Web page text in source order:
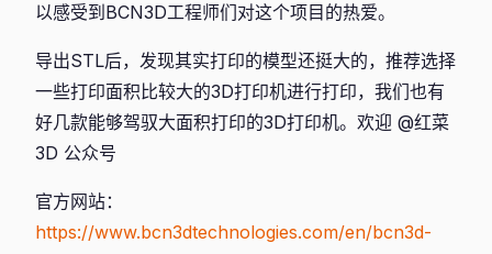
以感受到BCN3D工程师们对这个项目的热爱。
导出STL后，发现其实打印的模型还挺大的，推荐选择
一些打印面积比较大的3D打印机进行打印，我们也有
好几款能够驾驭大面积打印的3D打印机。欢迎 @红菜
3D 公众号
官方网站：
https://www.bcn3dtechnologies.com/en/bcn3d-